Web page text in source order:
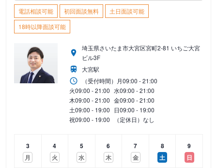
電話相談可能 初回面談無料
土日面談可能
18時以降面談可能
埼玉県さいたま市大宮区宮町2-81 いちご大宮
ビル3F
大宮駅
（受付時間） 月09:00 - 21:00
火09:00 - 21:00 水09:00 - 21:00
木09:00 - 21:00 金09:00 - 21:00
土09:00 - 19:00 日09:00 - 19:00
祝09:00 - 19:00 （定休日）なし
3
月
4
火
5
水
6
木
7
金
8
土
9
日